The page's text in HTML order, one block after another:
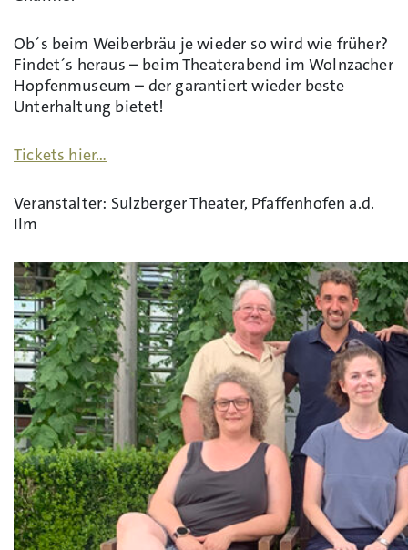
Ob´s beim Weiberbräu je wieder so wird wie früher?
Findet´s heraus – beim Theaterabend im Wolnzacher
Hopfenmuseum – der garantiert wieder beste
Unterhaltung bietet!
Tickets hier…
Veranstalter: Sulzberger Theater, Pfaffenhofen a.d.
Ilm